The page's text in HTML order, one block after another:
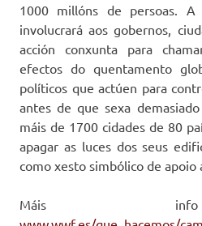
1000 millóns de persoas.
involucrará aos gobernos,
acción conxunta para
efectos do quentamento
políticos que actúen para
antes de que sexa
máis de 1700 cidades de 80
apagar as luces dos seus
como xesto simbólico de apoio
Máis